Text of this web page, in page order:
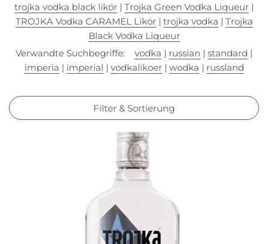
trojka vodka black likör | Trojka Green Vodka Liqueur |
TROJKA Vodka CARAMEL Likör| trojka vodka | Trojka
Black Vodka Liqueur
Verwandte Suchbegriffe:
vodka | russian | standard |
imperia | imperial | vodkalikoer| wodka | russland
Filter & Sortierung